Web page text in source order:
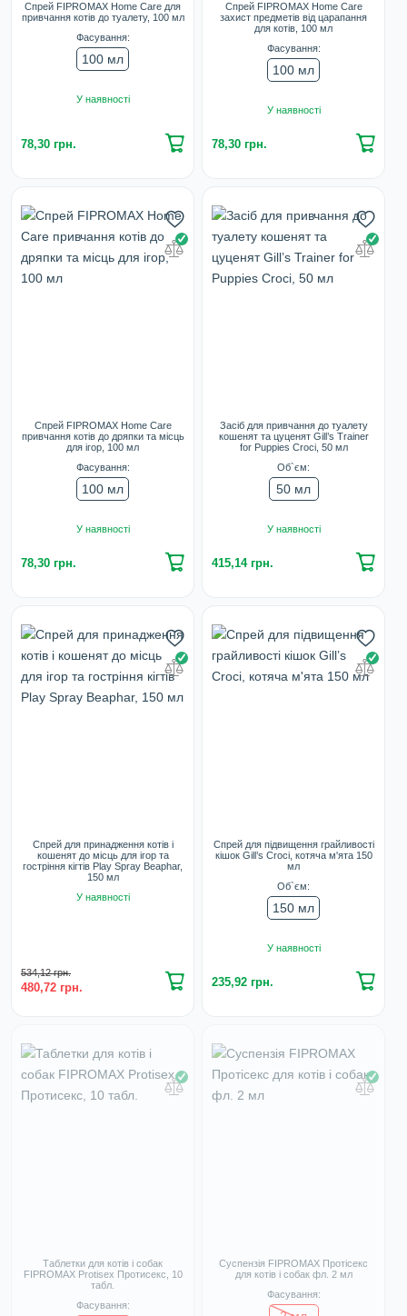
Спрей FIPROMAX Home Care для
привчання котів до туалету, 100 мл
Фасування:
100 мл
У наявності
78,30 грн.
Спрей FIPROMAX Home Care
захист предметів від царапання
для котів, 100 мл
Фасування:
100 мл
У наявності
78,30 грн.
Спрей FIPROMAX Home Care
привчання котів до дряпки та місць
для ігор, 100 мл
Фасування:
100 мл
У наявності
78,30 грн.
Засіб для привчання до туалету
кошенят та цуценят Gill’s Trainer
for Puppies Croci, 50 мл
Об`єм:
50 мл
У наявності
415,14 грн.
Спрей для принадження котів і
кошенят до місць для ігор та
гостріння кігтів Play Spray Beaphar,
150 мл
У наявності
534,12 грн.
480,72 грн.
Спрей для підвищення грайливості
кішок Gill’s Croci, котяча м'ята 150
мл
Об`єм:
150 мл
У наявності
235,92 грн.
Таблетки для котів і собак
FIPROMAX Protisex Протисекс, 10
табл.
Фасування:
Суспензія FIPROMAX Протісекс
для котів і собак фл. 2 мл
Фасування: